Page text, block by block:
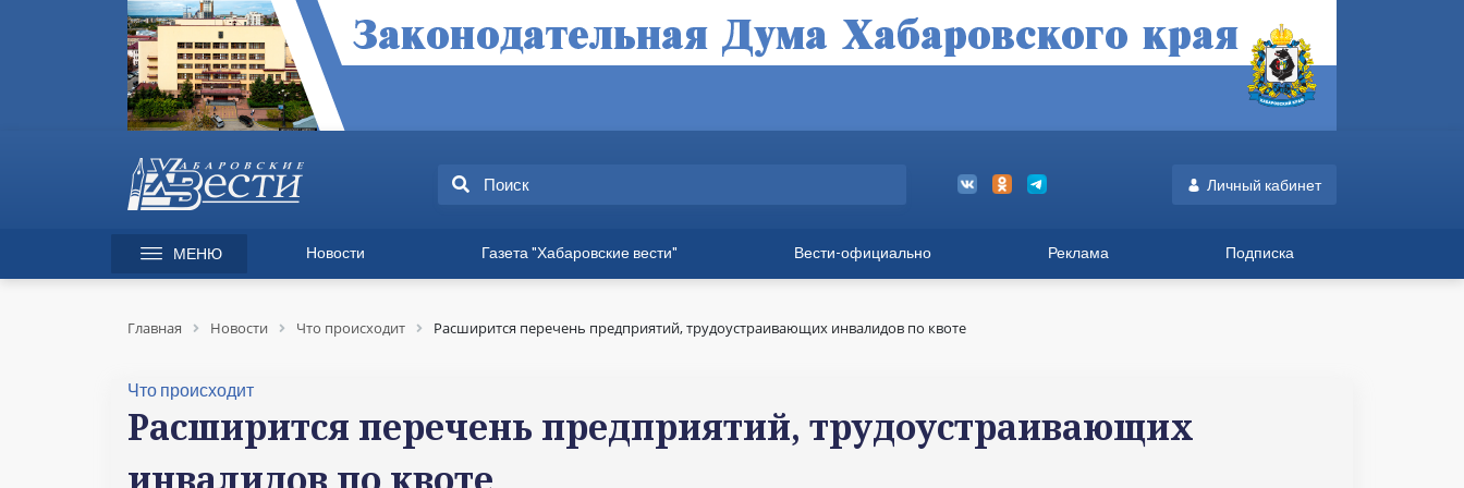
Личный кабинет
МЕНЮ Новости
Происшествия
Политика
Газета "Хабаровские вести"
Экономика
Информация для хабаровчан
Вести-официально Реклама Подписка
Главная Новости Что происходит Расширится перечень предприятий, трудоустраивающих инвалидов по квоте
Что происходит
Расширится перечень предприятий, трудоустраивающих